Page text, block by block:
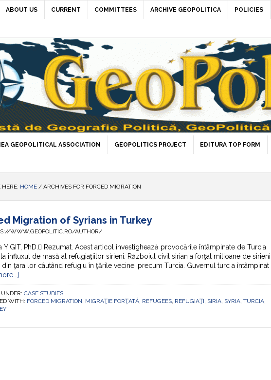
ABOUT US CURRENT COMMITTEES ARCHIVE GEOPOLITICA POLICIES
GEOPOLITICAL ASSOCIATION GEOPOLITICS PROJECT EDITURA TOP FORM
HERE: HOME / ARCHIVES FOR FORCED MIGRATION
Migration of Syrians in Turkey
WWW.GEOPOLITIC.RO/AUTHOR/
YIGIT, PhD. Rezumat. Acest articol investighează provocările întâmpinate de Turcia
influxul de masă al refugiaţiilor sirieni. Războiul civil sirian a forţat milioane de sirieni
ţara lor câutând refugiu în ţările vecine, precum Turcia. Guvernul turc a întâmpinat …
CASE STUDIES
WITH: FORCED MIGRATION, MIGRAŢIE FORŢATĂ, REFUGEES, REFUGIAŢI, SIRIA, SYRIA, TURCIA,